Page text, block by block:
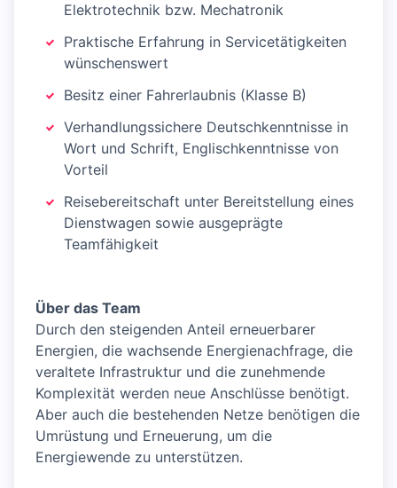
Elektrotechnik bzw. Mechatronik
Praktische Erfahrung in Servicetätigkeiten
wünschenswert
Besitz einer Fahrerlaubnis (Klasse B)
Verhandlungssichere Deutschkenntnisse in
Wort und Schrift, Englischkenntnisse von
Vorteil
Reisebereitschaft unter Bereitstellung eines
Dienstwagen sowie ausgeprägte
Teamfähigkeit
Über das Team
Durch den steigenden Anteil erneuerbarer
Energien, die wachsende Energienachfrage, die
veraltete Infrastruktur und die zunehmende
Komplexität werden neue Anschlüsse benötigt.
Aber auch die bestehenden Netze benötigen die
Umrüstung und Erneuerung, um die
Energiewende zu unterstützen.